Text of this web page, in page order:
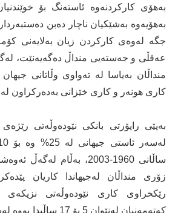
بەهۆی كاركردنەوە ئاستەنگ بۆ
بەهۆیەوە بەشێكیان ناچار دەبن
جگە لەوەی كاركردن زیان بەلایەنی
عەقڵی و جەستەیی منداڵ دەگەیەنێت،
منداڵان بەیاسا لە تەواوی وڵاتانی
كاری هونەر و كاری خێزانی بەدەركراون
بەپێی راپۆرتی بانكی نێودەوڵەتی رێژەی
ساڵانی 1960-2003، بەڵام
زۆری منداڵان لەجیهاندا كاریان